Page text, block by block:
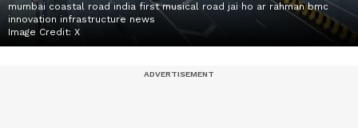
mumbai coastal road india first musical road jai ho ar rahman bmc
innovation infrastructure news
Image Credit: X